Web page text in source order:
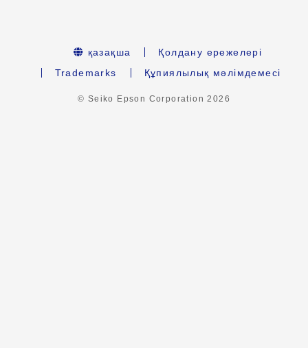
қазақша
Қолдану ережелері
Trademarks
Құпиялылық мәлімдемесі
© Seiko Epson Corporation 2026